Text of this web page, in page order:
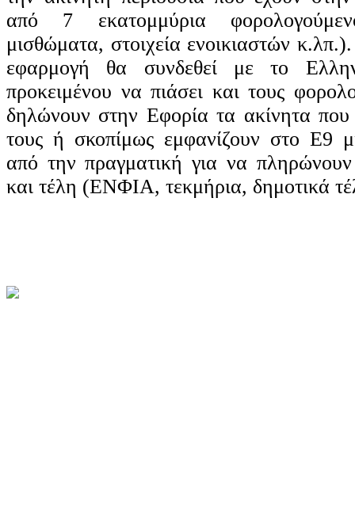
από 7 εκατομμύρια
μισθώματα, στοιχεία ενοικιαστών
εφαρμογή θα συνδεθεί με το
προκειμένου να πιάσει και τους
δηλώνουν στην Εφορία τα ακίνητα
τους ή σκοπίμως εμφανίζουν στο Ε9
από την πραγματική για να πληρώνουν
και τέλη (ΕΝΦΙΑ, τεκμήρια, δημοτικά